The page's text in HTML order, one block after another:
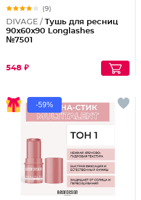
(9)
DIVAGE / Тушь для ресниц
90x60x90 Longlashes
№7501
548 ₽
-59%